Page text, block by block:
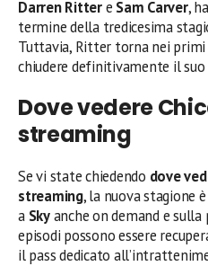
Darren Rittere Sam Carver,
termine della tredicesima
Tuttavia, Ritter torna nei
chiudere definitivamente il
Dove vedere
streaming
Se vi state chiedendo dove
streaming, la nuova stagione
a Skyanche on demand e
episodi possono essere
il pass dedicato